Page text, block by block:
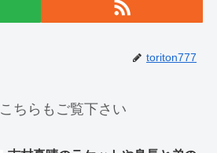
toriton777
こちらもご覧下さい